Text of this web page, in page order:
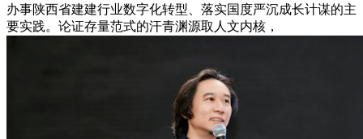
办事陕西省建建行业数字化转型、落实国度严沉成长计谋的主
要实践。论证存量范式的汗青渊源取人文内核，